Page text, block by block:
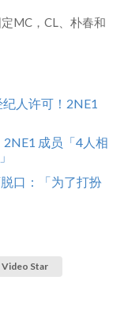
MC，CL、朴春和
人许可！2NE1
成员「4人相
口：「为了打扮
Video Star